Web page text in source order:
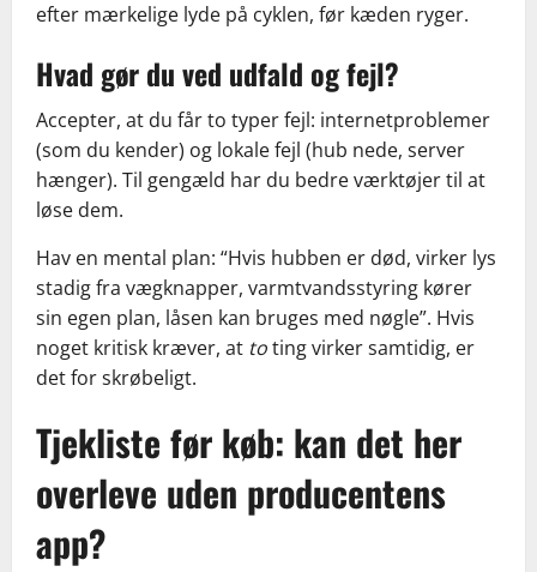
efter mærkelige lyde på cyklen, før kæden ryger.
Hvad gør du ved udfald og fejl?
Accepter, at du får to typer fejl: internetproblemer
(som du kender) og lokale fejl (hub nede, server
hænger). Til gengæld har du bedre værktøjer til at
løse dem.
Hav en mental plan: “Hvis hubben er død, virker lys
stadig fra vægknapper, varmtvandsstyring kører
sin egen plan, låsen kan bruges med nøgle”. Hvis
noget kritisk kræver, at toting virker samtidig, er
det for skrøbeligt.
Tjekliste før køb: kan det her
overleve uden producentens
app?